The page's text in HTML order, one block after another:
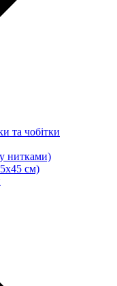
та чобітки
нитками)
см)